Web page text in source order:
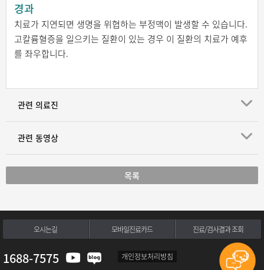
경과
치료가 지연되면 생명을 위협하는 부정맥이 발생할 수 있습니다.
고칼륨혈증을 일으키는 질환이 있는 경우 이 질환의 치료가 예후
를 좌우합니다.
관련 의료진
관련 동영상
목록
오시는길 모바일진료카드 진료/검사결과 조회
1688-7575 개인정보처리방침